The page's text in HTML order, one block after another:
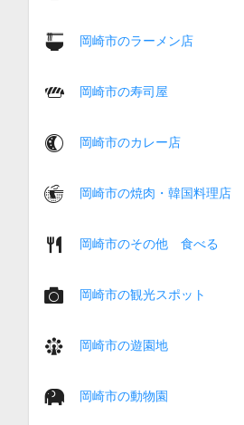
岡崎市のラーメン店
岡崎市の寿司屋
岡崎市のカレー店
岡崎市の焼肉・韓国料理店
岡崎市のその他 食べる
岡崎市の観光スポット
岡崎市の遊園地
岡崎市の動物園